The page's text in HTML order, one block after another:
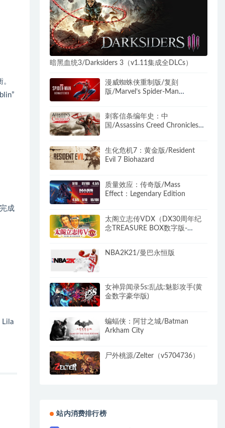
成
Lila
暗黑血统3/Darksiders 3（v1.11集成全DLCs）
漫威蜘蛛侠重制版/复刻
版/Marvel’s Spider-Man
刺客信条编年史：中
国/Assassins Creed Chronicles：
生化危机7：黄金版/Resident
Evil 7 Biohazard
质量效应：传奇版/Mass
Effect：Legendary Edition
太阁立志传VDX（DX30周年纪
念TREASURE BOX数字版-
NBA2K21/曼巴永恒版
女神异闻录5s:乱战:魅影攻手(黄
金数字豪华版)
蝙蝠侠：阿甘之城/Batman
Arkham City
尸外桃源/Zelter（v5704736）
站内消费排行榜